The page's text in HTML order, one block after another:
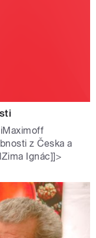
z Česka a
Ignác]]>